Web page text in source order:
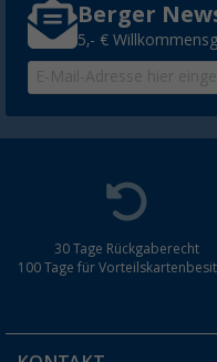
Berger
5,- €
30 Tage Rückgaberecht
100 Tage für